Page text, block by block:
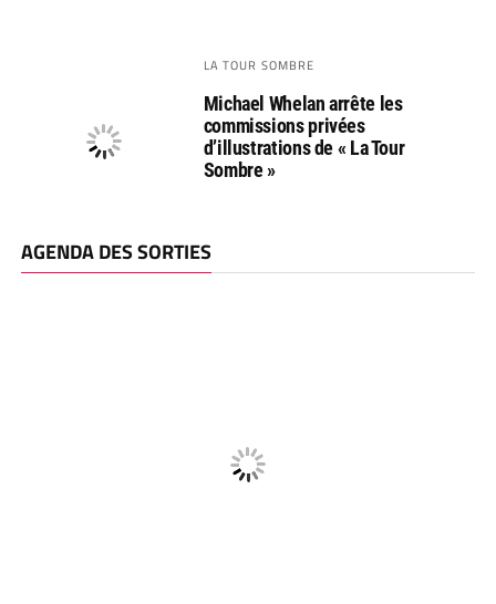
LA TOUR SOMBRE
Michael Whelan arrête les
commissions privées
d’illustrations de « La Tour
Sombre »
AGENDA DES SORTIES